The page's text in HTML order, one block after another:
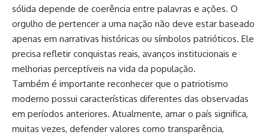
sólida depende de coerência entre palavras e ações. O
orgulho de pertencer a uma nação não deve estar baseado
apenas em narrativas históricas ou símbolos patrióticos. Ele
precisa refletir conquistas reais, avanços institucionais e
melhorias perceptíveis na vida da população.
Também é importante reconhecer que o patriotismo
moderno possui características diferentes das observadas
em períodos anteriores. Atualmente, amar o país significa,
muitas vezes, defender valores como transparência,